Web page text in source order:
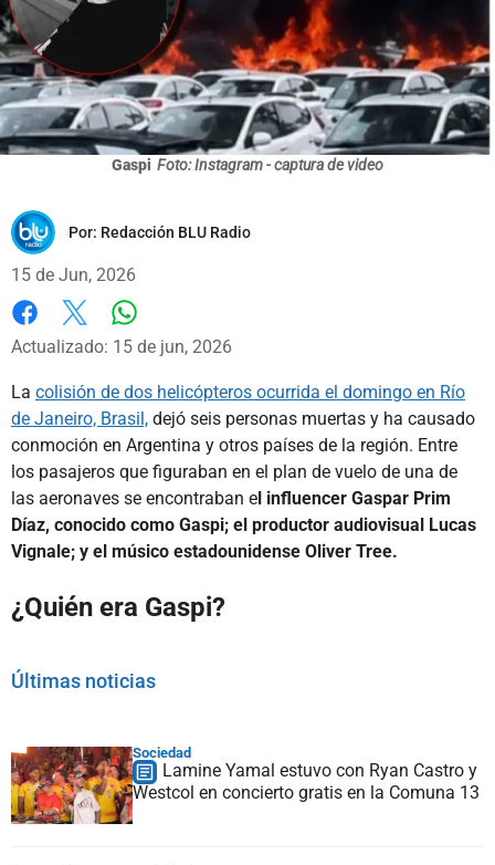
Gaspi Foto: Instagram - captura de video
Por: Redacción BLU Radio
15 de Jun, 2026
Facebook
X
Actualizado: 15 de jun, 2026
La colisión de dos helicópteros ocurrida el domingo en Río
de Janeiro, Brasil, dejó seis personas muertas y ha causado
conmoción en Argentina y otros países de la región. Entre
los pasajeros que figuraban en el plan de vuelo de una de
las aeronaves se encontraban el influencer Gaspar Prim
Díaz, conocido como Gaspi; el productor audiovisual Lucas
Vignale; y el músico estadounidense Oliver Tree.
¿Quién era Gaspi?
Últimas noticias
Sociedad
Lamine Yamal estuvo con Ryan Castro y
Westcol en concierto gratis en la Comuna 13